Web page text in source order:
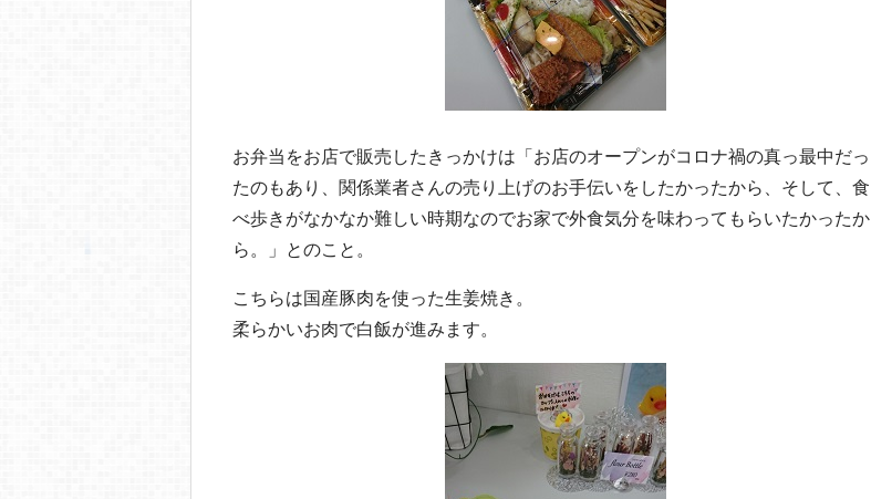
お弁当をお店で販売したきっかけは「お店のオープンがコロナ禍の真っ最中だっ
たのもあり、関係業者さんの売り上げのお手伝いをしたかったから、そして、食
べ歩きがなかなか難しい時期なのでお家で外食気分を味わってもらいたかったか
ら。」とのこと。
こちらは国産豚肉を使った生姜焼き。
柔らかいお肉で白飯が進みます。